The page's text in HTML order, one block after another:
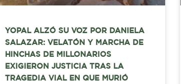
YOPAL ALZÓ SU VOZ POR DANIELA
SALAZAR: VELATÓN Y MARCHA DE
HINCHAS DE MILLONARIOS
EXIGIERON JUSTICIA TRAS LA
TRAGEDIA VIAL EN QUE MURIÓ